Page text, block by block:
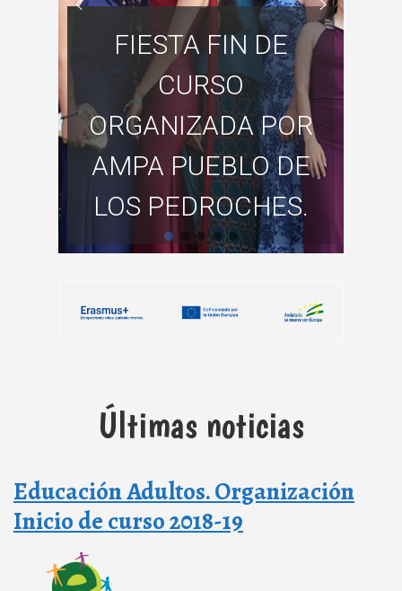
FIESTA FIN DE
CURSO
ORGANIZADA POR
AMPA PUEBLO DE
LOS PEDROCHES.
Últimas noticias
Educación Adultos. Organización
Inicio de curso 2018-19